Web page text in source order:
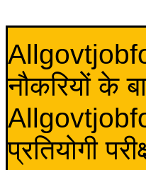
नौकरियों के
प्रतियोगी